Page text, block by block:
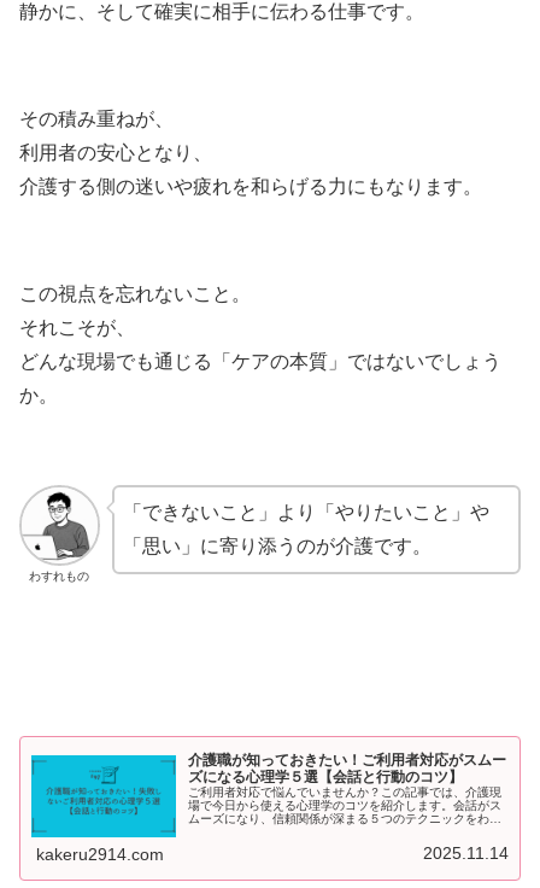
静かに、そして確実に相手に伝わる仕事です。
その積み重ねが、
利用者の安心となり、
介護する側の迷いや疲れを和らげる力にもなります。
この視点を忘れないこと。
それこそが、
どんな現場でも通じる「ケアの本質」ではないでしょう
か。
わすれもの
「できないこと」より「やりたいこと」や
「思い」に寄り添うのが介護です。
介護職が知っておきたい！ご利用者対応がスムー
ズになる心理学５選【会話と行動のコツ】
ご利用者対応で悩んでいませんか？この記事では、介護現
場で今日から使える心理学のコツを紹介します。会話がス
ムーズになり、信頼関係が深まる５つのテクニックをわか
kakeru2914.com 2025.11.14